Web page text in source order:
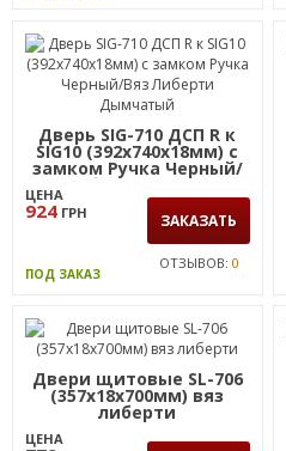
Дверь SIG-710 ДСП R к
SIG10 (392х740х18мм) с
замком Ручка Черный/
Вяз Либерти Дымчатый
ЦЕНА
ЗАКАЗАТЬ
Двери щитовые SL-706
(357х18х700мм) вяз